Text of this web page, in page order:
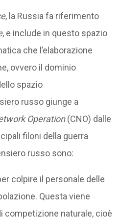
, la Russia fa riferimento
, e include in questo spazio
che l’elaborazione
ovvero il ​​dominio
spazio
russo giunge a
Operation(CNO) dalle
filoni della guerra
russo sono:
colpire il personale delle
Questa viene
competizione naturale, cioè